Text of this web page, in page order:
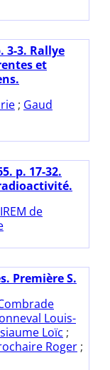
3-3. Rallye
et
; Gaud
p. 17-32.
IREM de
Première S.
Louis-
Loïc ;
Roger ;